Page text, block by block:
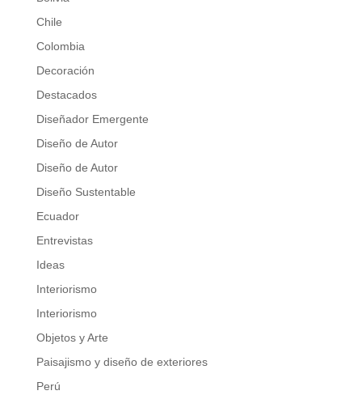
Chile
Colombia
Decoración
Destacados
Diseñador Emergente
Diseño de Autor
Diseño de Autor
Diseño Sustentable
Ecuador
Entrevistas
Ideas
Interiorismo
Interiorismo
Objetos y Arte
Paisajismo y diseño de exteriores
Perú